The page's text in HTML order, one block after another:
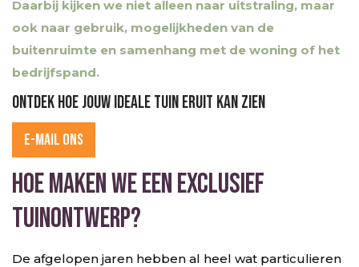
Daarbij kijken we niet alleen naar uitstraling, maar
ook naar gebruik, mogelijkheden van de
buitenruimte en samenhang met de woning of het
bedrijfspand.
Ontdek hoe jouw ideale tuin eruit kan zien
E-MAIL ONS
Hoe maken we een exclusief
tuinontwerp?
De afgelopen jaren hebben al heel wat particulieren